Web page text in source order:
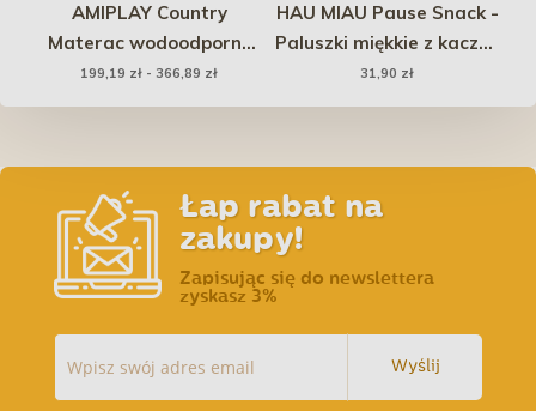
AMIPLAY Country
Materac wodoodporny
ZipClean - Granatowy
199,19 zł - 366,89 zł
HAU MIAU Pause Snack -
Paluszki miękkie z kaczką
i ryżem 500g
31,90 zł
Łap rabat na
zakupy!
Zapisując się do newslettera
zyskasz 3%
Wyślij